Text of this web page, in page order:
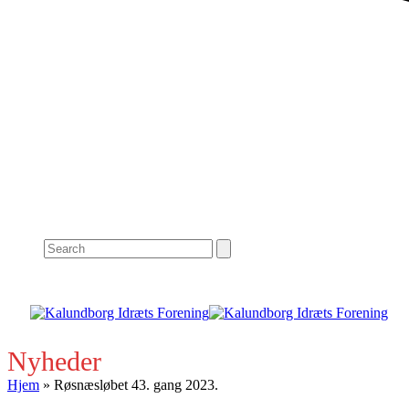
Search
Nyheder
Hjem » Røsnæsløbet 43. gang 2023.